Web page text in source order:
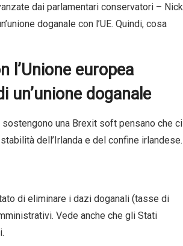
dai parlamentari conservatori – Nick
doganale con l’UE. Quindi, cosa
l’Unione europea
un’unione doganale
sostengono una Brexit soft pensano che ci
dell’Irlanda e del confine irlandese.
di eliminare i dazi doganali (tasse di
Vede anche che gli Stati